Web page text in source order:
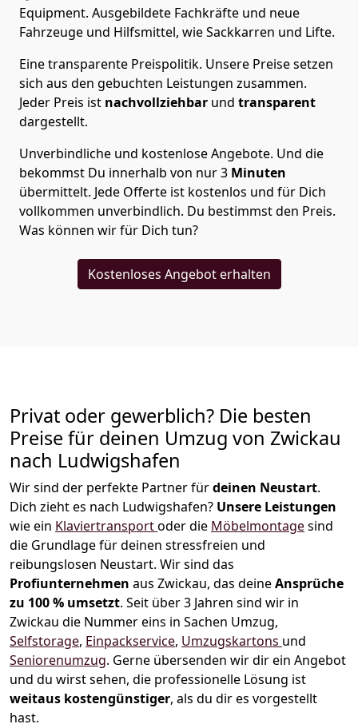
Equipment. Ausgebildete Fachkräfte und neue
Fahrzeuge und Hilfsmittel, wie Sackkarren und Lifte.
Eine transparente Preispolitik. Unsere Preise setzen
sich aus den gebuchten Leistungen zusammen.
Jeder Preis ist nachvollziehbar und transparent
dargestellt.
Unverbindliche und kostenlose Angebote. Und die
bekommst Du innerhalb von nur3 Minuten
übermittelt. Jede Offerte ist kostenlos und für Dich
vollkommen unverbindlich. Du bestimmst den Preis.
Was können wir für Dich tun?
Kostenloses Angebot erhalten
Privat oder gewerblich? Die besten
Preise für deinen Umzug von Zwickau
nach Ludwigshafen
Wir sind der perfekte Partner fürdeinen Neustart.
Dich zieht es nach Ludwigshafen? Unsere Leistungen
wie ein Klaviertransportoder die Möbelmontagesind
die Grundlage für deinen stressfreien und
reibungslosen Neustart. Wir sind das
Profiunternehmen aus Zwickau, das deineAnsprüche
zu 100 % umsetzt. Seit über 3 Jahren sind wir in
Zwickau die Nummer eins in Sachen Umzug,
Selfstorage, Einpackservice, Umzugskartons und
Seniorenumzug. Gerne übersenden wir dir ein Angebot
und du wirst sehen, die professionelle Lösung ist
weitaus kostengünstiger, als du dir es vorgestellt
hast.